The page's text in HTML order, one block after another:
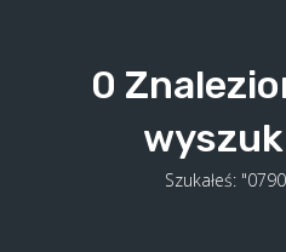
0
Szukałeś: